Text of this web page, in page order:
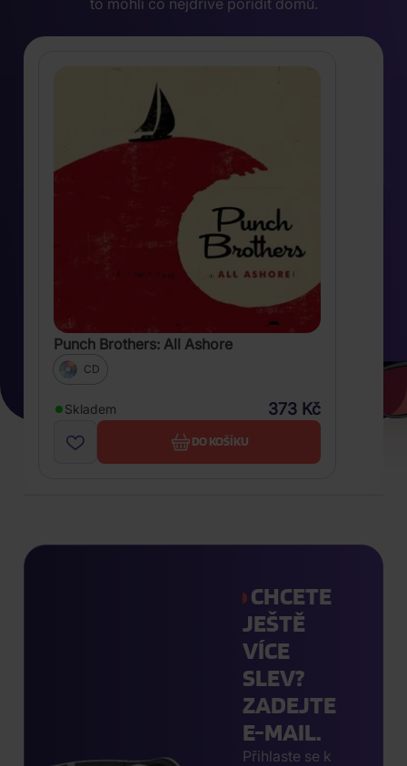
Punch Brothers: All Ashore
CD
Skladem 373 Kč
DO KOŠÍKU
CHCETE
JEŠTĚ
VÍCE
SLEV?
ZADEJTE
E-MAIL.
Přihlaste se k